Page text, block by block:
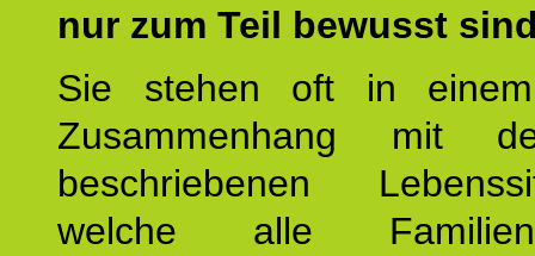
nur zum Teil bewusst
Sie stehen oft in
Zusammenhang mit
beschriebenen
welche alle